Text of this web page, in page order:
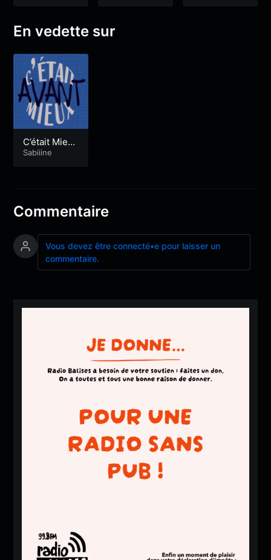
En vedette sur
C’était Mieux
Avant
Sabiiine
Commentaire
Vous devez être connecté•e pour laisser un
commentaire.